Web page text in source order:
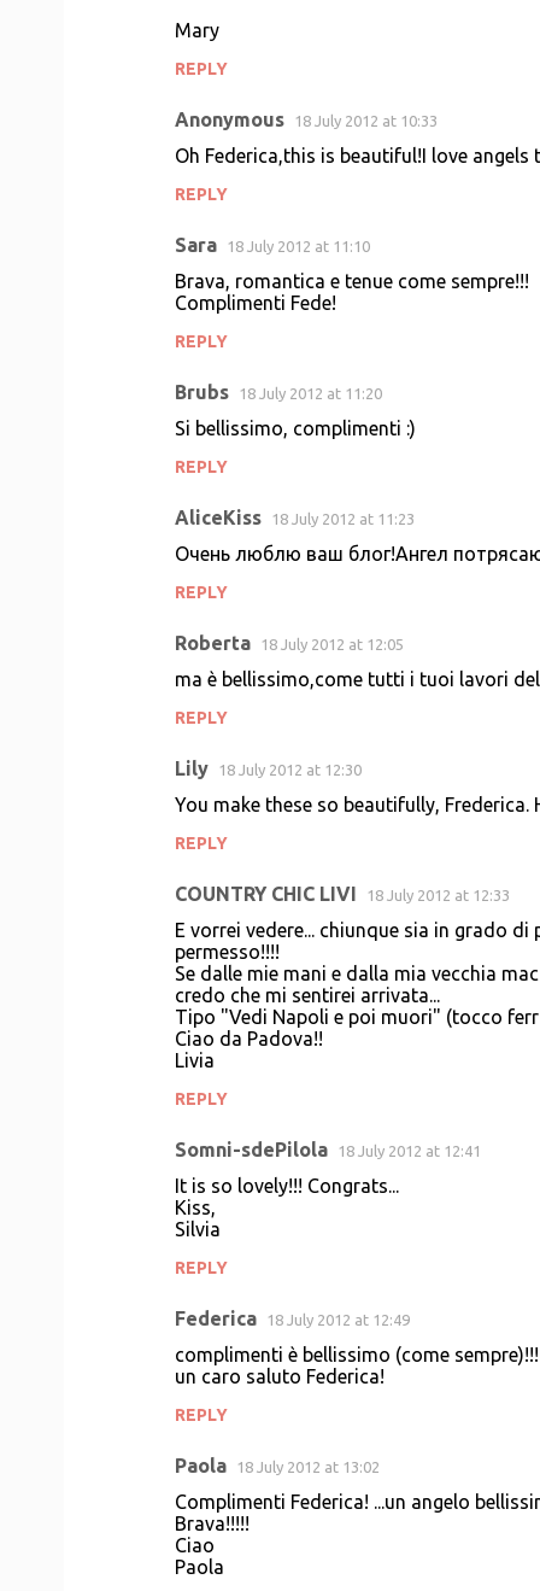
Mary
REPLY
Anonymous 18 July 2012 at 10:33
Oh Federica,this is beautiful!I love
REPLY
Sara 18 July 2012 at 11:10
Brava, romantica e tenue come sempre!!!
Complimenti Fede!
REPLY
Brubs 18 July 2012 at 11:20
Si bellissimo, complimenti :)
REPLY
AliceKiss 18 July 2012 at 11:23
Очень люблю ваш блог!Ангел
REPLY
Roberta 18 July 2012 at 12:05
ma è bellissimo,come tutti i tuoi lavori
REPLY
Lily 18 July 2012 at 12:30
You make these so beautifully,
REPLY
COUNTRY CHIC LIVI 18 July 2012 at 12:33
E vorrei vedere... chiunque sia in grado
permesso!!!!
Se dalle mie mani e dalla mia vecchia
credo che mi sentirei arrivata...
Tipo "Vedi Napoli e poi muori" (tocco
Ciao da Padova!!
Livia
REPLY
Somni-sdePilola 18 July 2012 at 12:41
It is so lovely!!! Congrats...
Kiss,
Silvia
REPLY
Federica 18 July 2012 at 12:49
complimenti è bellissimo (come sempre)!!!
un caro saluto Federica!
REPLY
Paola 18 July 2012 at 13:02
Complimenti Federica! ...un angelo
Brava!!!!!
Ciao
Paola